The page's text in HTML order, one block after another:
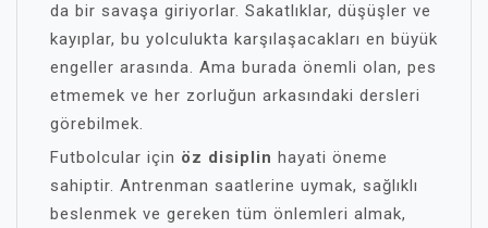
da bir savaşa giriyorlar. Sakatlıklar, düşüşler ve
kayıplar, bu yolculukta karşılaşacakları en büyük
engeller arasında. Ama burada önemli olan, pes
etmemek ve her zorluğun arkasındaki dersleri
görebilmek.
Futbolcular için öz disiplin hayati öneme
sahiptir. Antrenman saatlerine uymak, sağlıklı
beslenmek ve gereken tüm önlemleri almak,